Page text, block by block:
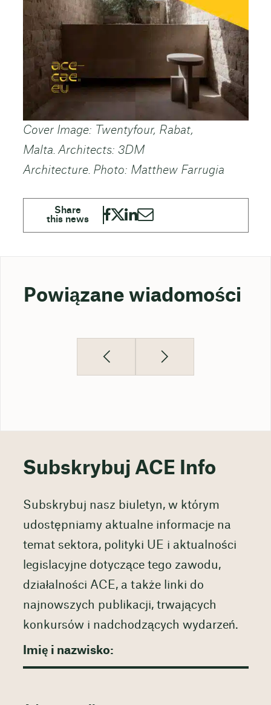
Cover Image: Twentyfour, Rabat,
Malta. Architects: 3DM
Architecture. Photo: Matthew Farrugia
Powiązane wiadomości
Subskrybuj ACE Info
Subskrybuj nasz biuletyn, w którym
udostępniamy aktualne informacje na
temat sektora, polityki UE i aktualności
legislacyjne dotyczące tego zawodu,
działalności ACE, a także linki do
najnowszych publikacji, trwających
konkursów i nadchodzących wydarzeń.